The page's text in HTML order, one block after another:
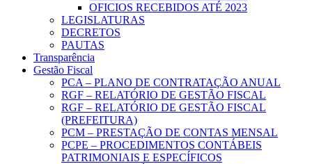
OFICIOS RECEBIDOS ATÉ 2023
LEGISLATURAS
DECRETOS
PAUTAS
Transparência
Gestão Fiscal
PCA – PLANO DE CONTRATAÇÃO ANUAL
RGF – RELATÓRIO DE GESTÃO FISCAL
RGF – RELATÓRIO DE GESTÃO FISCAL
(PREFEITURA)
PCM – PRESTAÇÃO DE CONTAS MENSAL
PCPE – PROCEDIMENTOS CONTÁBEIS
PATRIMONIAIS E ESPECÍFICOS